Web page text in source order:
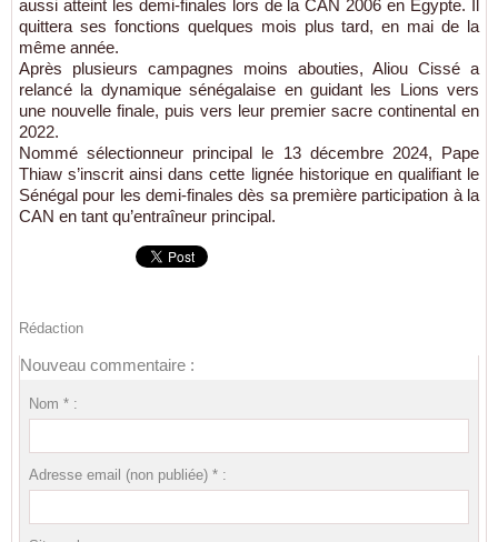
aussi atteint les demi-finales lors de la CAN 2006 en Égypte. Il
quittera ses fonctions quelques mois plus tard, en mai de la
même année.
Après plusieurs campagnes moins abouties, Aliou Cissé a
relancé la dynamique sénégalaise en guidant les Lions vers
une nouvelle finale, puis vers leur premier sacre continental en
2022.
Nommé sélectionneur principal le 13 décembre 2024, Pape
Thiaw s’inscrit ainsi dans cette lignée historique en qualifiant le
Sénégal pour les demi-finales dès sa première participation à la
CAN en tant qu’entraîneur principal.
Rédaction
Nouveau commentaire :
Nom * :
Adresse email (non publiée) * :